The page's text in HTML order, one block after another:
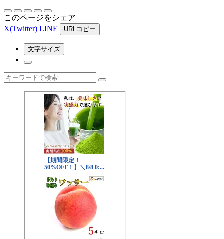
このページをシェア
X(Twitter) LINE URLコピー
文字サイズ